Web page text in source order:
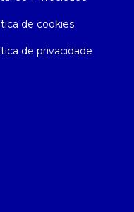
de cookies
de privacidade